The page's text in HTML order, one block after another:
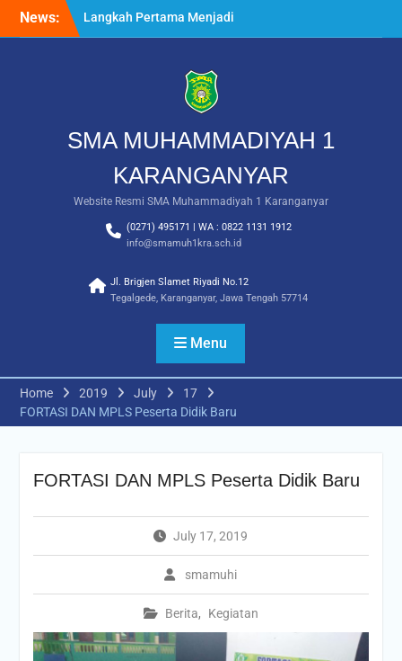
News:
Langkah Pertama Menjadi
Generasi Berkarakter,
Muhammadiyah 1
Karanganyar Dimulai
Kebangsaan
Saat Fajar Menyapa
Angkatan Baru, SMA
Muhammadiyah 1
Karanganyar Gelar
Awalussanah Penuh Makna
Rekapitulasi Realisasi
2026
SMA MUHAMMADIYAH 1
KARANGANYAR
Website Resmi SMA Muhammadiyah 1 Karanganyar
(0271) 495171 | WA : 0822 1131 1912
info@smamuh1kra.sch.id
Jl. Brigjen Slamet Riyadi No.12
Tegalgede, Karanganyar, Jawa Tengah 57714
Menu
Home 2019 July
17
FORTASI DAN MPLS Peserta Didik Baru
FORTASI DAN MPLS Peserta Didik Baru
July 17, 2019
smamuhi
Berita, Kegiatan